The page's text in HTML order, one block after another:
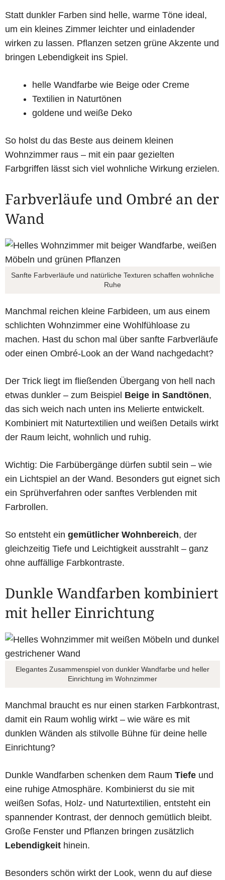
Statt dunkler Farben sind helle, warme Töne ideal,
um ein kleines Zimmer leichter und einladender
wirken zu lassen. Pflanzen setzen grüne Akzente und
bringen Lebendigkeit ins Spiel.
helle Wandfarbe wie Beige oder Creme
Textilien in Naturtönen
goldene und weiße Deko
So holst du das Beste aus deinem kleinen
Wohnzimmer raus – mit ein paar gezielten
Farbgriffen lässt sich viel wohnliche Wirkung erzielen.
Farbverläufe und Ombré an der
Wand
Sanfte Farbverläufe und natürliche Texturen schaffen wohnliche
Ruhe
Manchmal reichen kleine Farbideen, um aus einem
schlichten Wohnzimmer eine Wohlfühloase zu
machen. Hast du schon mal über sanfte Farbverläufe
oder einen Ombré-Look an der Wand nachgedacht?
Der Trick liegt im fließenden Übergang von hell nach
etwas dunkler – zum Beispiel Beige in Sandtönen,
das sich weich nach unten ins Melierte entwickelt.
Kombiniert mit Naturtextilien und weißen Details wirkt
der Raum leicht, wohnlich und ruhig.
Wichtig: Die Farbübergänge dürfen subtil sein – wie
ein Lichtspiel an der Wand. Besonders gut eignet sich
ein Sprühverfahren oder sanftes Verblenden mit
Farbrollen.
So entsteht ein gemütlicher Wohnbereich, der
gleichzeitig Tiefe und Leichtigkeit ausstrahlt – ganz
ohne auffällige Farbkontraste.
Dunkle Wandfarben kombiniert
mit heller Einrichtung
Elegantes Zusammenspiel von dunkler Wandfarbe und heller
Einrichtung im Wohnzimmer
Manchmal braucht es nur einen starken Farbkontrast,
damit ein Raum wohlig wirkt – wie wäre es mit
dunklen Wänden als stilvolle Bühne für deine helle
Einrichtung?
Dunkle Wandfarben schenken dem Raum Tiefe und
eine ruhige Atmosphäre. Kombinierst du sie mit
weißen Sofas, Holz- und Naturtextilien, entsteht ein
spannender Kontrast, der dennoch gemütlich bleibt.
Große Fenster und Pflanzen bringen zusätzlich
Lebendigkeit hinein.
Besonders schön wirkt der Look, wenn du auf diese